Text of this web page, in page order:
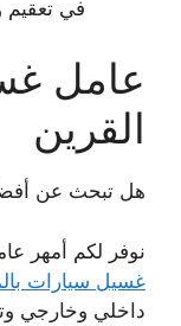
في تعقيم
عامل
القرين
هل تبحث عن
نوفر لكم أمهر
غسيل سيارات
داخلي وخارجي